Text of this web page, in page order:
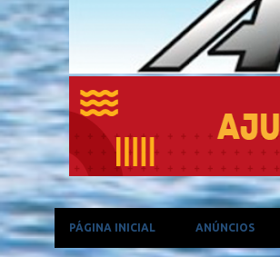
PÁGINA INICIAL ANÚNCIOS